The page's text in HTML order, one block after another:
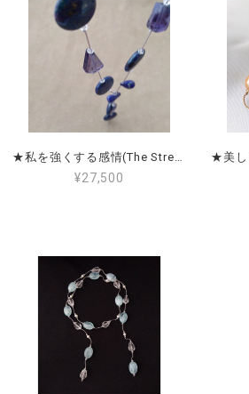
★私を強くする感情(The Strength Within)★ラピスラズリ＆アイオライト Lapis Lazuli & Iolite
¥27,500